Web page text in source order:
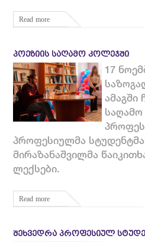
Read more
ᲞᲝᲔᲖᲘᲘᲡ ᲡᲐᲦᲐᲛᲝ ᲙᲝᲚᲔᲯᲨᲘ
17
ამაგში
საღამო
პროფესიულმა
მირაზანაშვილმა
ლექსები.
Read more
ᲨᲔᲮᲕᲔᲓᲠᲐ ᲞᲠᲝᲤᲔᲡᲘᲣᲚ